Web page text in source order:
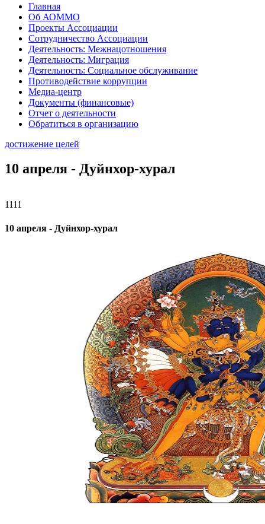
Главная
Об АОММО
Проекты Ассоциации
Сотрудничество Ассоциации
Деятельность: Межнацотношения
Деятельность: Миграция
Деятельность: Социальное обслуживание
Противодействие коррупции
Медиа-центр
Документы (финансовые)
Отчет о деятельности
Обратиться в организацию
достижение целей
10 апреля - Дуйнхор-хурал
1111
10 апреля - Дуйнхор-хурал